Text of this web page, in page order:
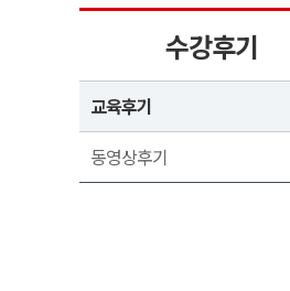
수강후기
교육후기
동영상후기